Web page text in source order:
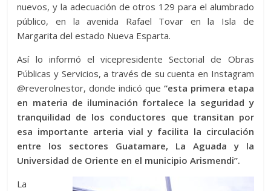
nuevos, y la adecuación de otros 129 para el alumbrado
público, en la avenida Rafael Tovar en la Isla de
Margarita del estado Nueva Esparta.
Así lo informó el vicepresidente Sectorial de Obras
Públicas y Servicios, a través de su cuenta en Instagram
@reverolnestor, donde indicó que “esta primera etapa
en materia de iluminación fortalece la seguridad y
tranquilidad de los conductores que transitan por
esa importante arteria vial y facilita la circulación
entre los sectores Guatamare, La Aguada y la
Universidad de Oriente en el municipio Arismendi”.
La